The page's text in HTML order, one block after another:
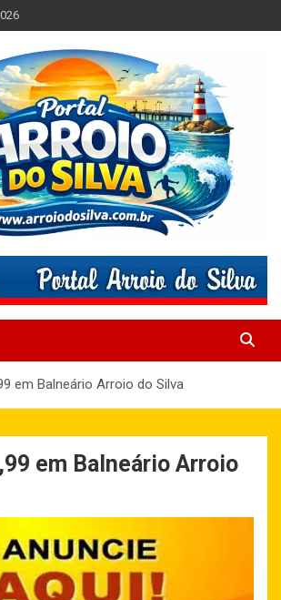
do Silva
em Balneário Arroio do Silva
em Balneário Arroio